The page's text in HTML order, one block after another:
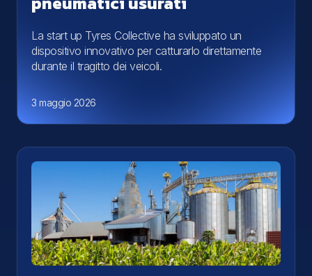
La start up Tyres Collective ha sviluppato un
dispositivo innovativo per catturarlo direttamente
durante il tragitto dei veicoli.
3 maggio 2026